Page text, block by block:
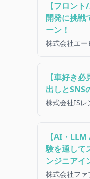
【フロン
開発に挑戦
ーン！
株式会社エー
【車好き
出しとSNS
株式会社ISレ
【AI・
験を通して
ンジニアイ
株式会社ファ